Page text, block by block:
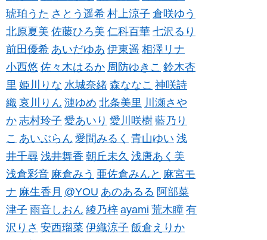
琥珀うた さとう遥希 村上涼子 倉咲ゆう
北原夏美 佐藤ひろ美 仁科百華 七沢るり
前田優希 あいだゆあ 伊東遥 相澤リナ
小西悠 佐々木はるか 周防ゆきこ 鈴木杏
里 姫川りな 水城奈緒 森ななこ 神咲詩
織 哀川りん 漣ゆめ 北条美里 川瀬さや
か 志村玲子 愛あいり 愛川咲樹 藍乃り
こ あいぶらん 愛間みるく 青山ゆい 浅
井千尋 浅井舞香 朝丘未久 浅唐あく美
浅倉彩音 麻倉みう 亜佐倉みんと 麻宮モ
ナ 麻生香月 @YOU あのあるる 阿部菜
津子 雨音しおん 綾乃梓 ayami 荒木瞳 有
沢りさ 安西瑠菜 伊織涼子 飯倉えりか